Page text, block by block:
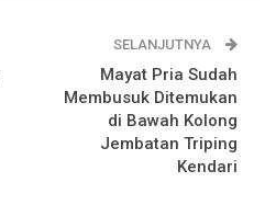
SELANJUTNYA
Mayat Pria Sudah
Membusuk Ditemukan
di Bawah Kolong
Jembatan Triping
Kendari